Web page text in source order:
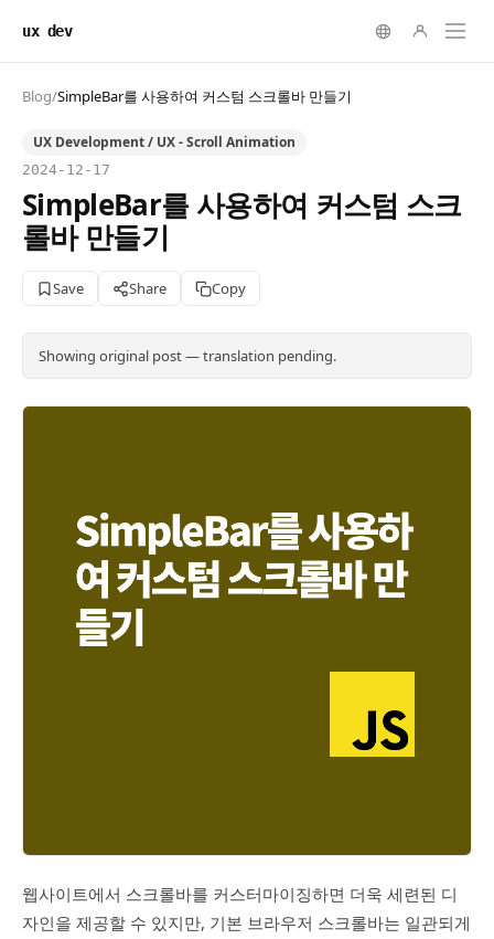
ux dev
Blog/SimpleBar를 사용하여 커스텀 스크롤바 만들기
UX Development / UX - Scroll Animation
2024-12-17
SimpleBar를 사용하여 커스텀 스크
롤바 만들기
Save Share Copy
Showing original post — translation pending.
웹사이트에서 스크롤바를 커스터마이징하면 더욱 세련된 디
자인을 제공할 수 있지만, 기본 브라우저 스크롤바는 일관되게